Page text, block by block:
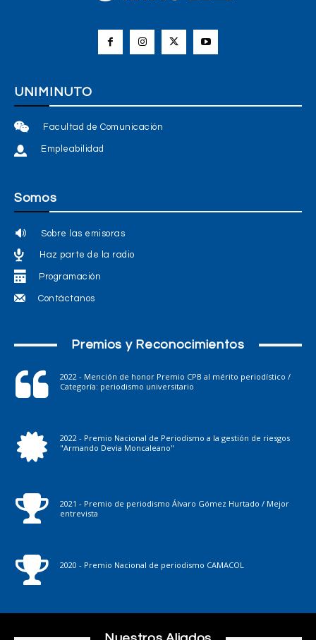
UNIMINUTO
Facultad de Comunicación
Empleabilidad
Somos
Sobre las emisoras
Haz parte de la radio
Programación
Contáctanos
Premios y Reconocimientos
2022 - Mención de honor Premio CPB al mérito periodístico /
Categoría: periodismo universitario
2022 - Premio Nacional de Periodismo a la gestión de riesgos
"Armando Devia Moncaleano"
2021 - Premio de periodismo Álvaro Gómez Hurtado / Mejor
entrevista
2020 - Premio Nacional de periodismo CAMACOL